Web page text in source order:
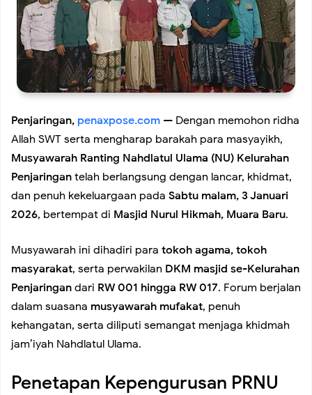
Dini Hari Tunjukkan Nihil Genangan di 11 Kelurahan
Koramil 02/Tambora Perkuat Keamanan Lingkungan,
Koramil 02/Tambora Intensif Pantau Harga Sembako,
Pastikan Stok Bahan Pokok Aman bagi Masyarakat
Koramil 02/Tambora Perkuat Budaya Bersih, Satgas
Sampah Edukasi Warga Kelola Sampah dari Rumah
Andri Maulana SH Bangun Kirana Musik, Siap Lahirkan
Grup Dangdut Original yang Profesional dan Berkualitas
Koramil 02/Tambora Intensifkan Patroli Malam, Ciptakan
Penjaringan, penaxpose.com — Dengan memohon ridha
Allah SWT serta mengharap barakah para masyayikh,
Musyawarah Ranting Nahdlatul Ulama (NU) Kelurahan
Penjaringan telah berlangsung dengan lancar, khidmat,
dan penuh kekeluargaan pada Sabtu malam, 3 Januari
2026, bertempat di Masjid Nurul Hikmah, Muara Baru.
Musyawarah ini dihadiri para tokoh agama, tokoh
masyarakat, serta perwakilan DKM masjid se-Kelurahan
Penjaringan dari RW 001 hingga RW 017. Forum berjalan
dalam suasana musyawarah mufakat, penuh
kehangatan, serta diliputi semangat menjaga khidmah
jam’iyah Nahdlatul Ulama.
Penetapan Kepengurusan PRNU